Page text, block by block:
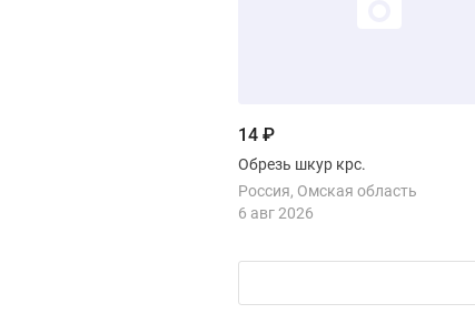
14 ₽
Обрезь шкур крс.
Россия Омская область
6 авг 2026
Смотреть объявление